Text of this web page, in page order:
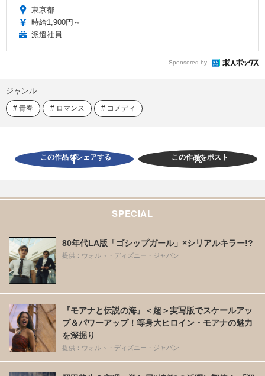
東京都
時給1,900円～
派遣社員
Sponsored by
ジャンル
青春 ロマンス コメディ
この作品をシェアする この作品をポスト
SPECIAL
80年代LA版「ゴシップガール」×シリアルキラー!?
提供：ウォルト・ディズニー・ジャパン
『モアナと伝説の海』＜超＞実写版でスケールアッ
プ＆パワーアップ！等身大ヒロイン・モアナの魅力
を深掘り
提供：ウォルト・ディズニー・ジャパン